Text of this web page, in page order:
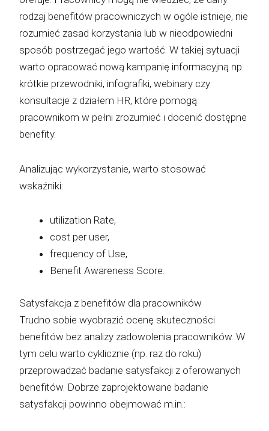
rodzaj benefitów pracowniczych w ogóle istnieje, nie
rozumieć zasad korzystania lub w nieodpowiedni
sposób postrzegać jego wartość. W takiej sytuacji
warto opracować nową kampanię informacyjną np.
krótkie przewodniki, infografiki, webinary czy
konsultacje z działem HR, które pomogą
pracownikom w pełni zrozumieć i docenić dostępne
benefity.
Analizując wykorzystanie, warto stosować
wskaźniki:
utilization Rate,
cost per user,
frequency of Use,
Benefit Awareness Score.
Satysfakcja z benefitów dla pracowników
Trudno sobie wyobrazić ocenę skuteczności
benefitów bez analizy zadowolenia pracowników. W
tym celu warto cyklicznie (np. raz do roku)
przeprowadzać badanie satysfakcji z oferowanych
benefitów. Dobrze zaprojektowane badanie
satysfakcji powinno obejmować m.in.: